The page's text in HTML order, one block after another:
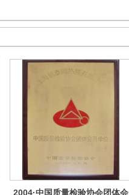
2004·中国质量检验协会团体会